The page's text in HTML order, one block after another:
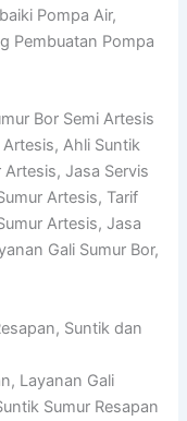
Pompa Air,
Pembuatan Pompa
Bor Semi Artesis
Ahli Suntik
Artesis, Jasa Servis
Artesis, Tarif
Artesis, Jasa
Gali Sumur Bor,
Suntik dan
Layanan Gali
Sumur Resapan